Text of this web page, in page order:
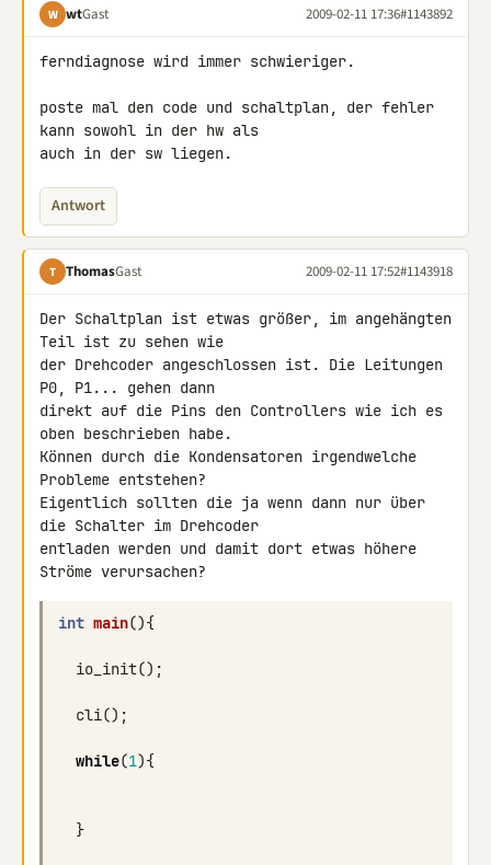
W wtGast 2009-02-11 17:36#1143892
ferndiagnose wird immer schwieriger.
poste mal den code und schaltplan, der fehler
kann sowohl in der hw als
auch in der sw liegen.
Antwort
T ThomasGast 2009-02-11 17:52#1143918
Der Schaltplan ist etwas größer, im angehängten
Teil ist zu sehen wie
der Drehcoder angeschlossen ist. Die Leitungen
P0, P1... gehen dann
direkt auf die Pins den Controllers wie ich es
oben beschrieben habe.
Können durch die Kondensatoren irgendwelche
Probleme entstehen?
Eigentlich sollten die ja wenn dann nur über
die Schalter im Drehcoder
entladen werden und damit dort etwas höhere
int main(){
io_init();
cli();
while(1){
}